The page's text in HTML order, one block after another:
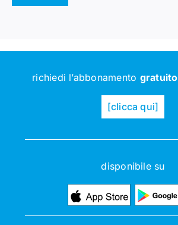
richiedi l’abbonamento gratuito
[clicca qui]
disponibile su